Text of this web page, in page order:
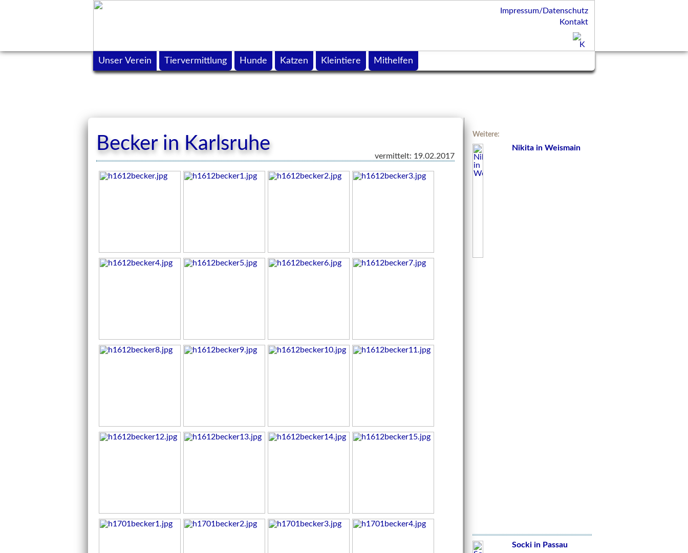
Weitere:
Nikita in Weismain
Socki in Passau
Becker in Karlsruhe
vermittelt: 19.02.2017
Impressum/Datenschutz
Kontakt
Unser Verein Tiervermittlung Hunde Katzen Kleintiere Mithelfen